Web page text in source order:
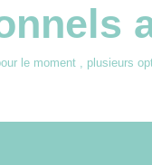
le moment , plusieurs